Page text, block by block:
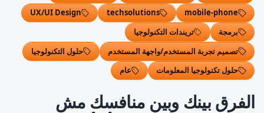
mobile-phone
techsolutions
UX/UI Design
برمجة
تريندات التكنولوجيا
تصميم تجربة المستخدم/واجهة المستخدم
حلول التكنولوجيا
حلول تكنولوجيا المعلومات
عام
الفرق بينك وبين منافسك مش